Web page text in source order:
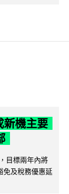
新機主要
目標兩年內將
免及稅務優惠延